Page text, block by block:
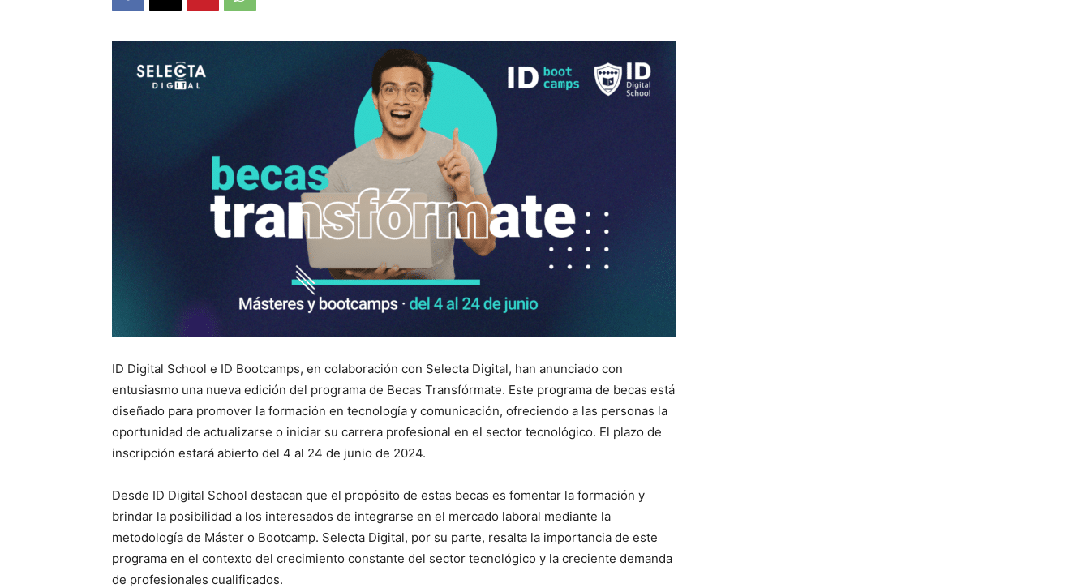
ID Digital School e ID Bootcamps, en colaboración con Selecta Digital, han anunciado con
entusiasmo una nueva edición del programa de Becas Transfórmate. Este programa de becas está
diseñado para promover la formación en tecnología y comunicación, ofreciendo a las personas la
oportunidad de actualizarse o iniciar su carrera profesional en el sector tecnológico. El plazo de
inscripción estará abierto del 4 al 24 de junio de 2024.
Desde ID Digital School destacan que el propósito de estas becas es fomentar la formación y
brindar la posibilidad a los interesados de integrarse en el mercado laboral mediante la
metodología de Máster o Bootcamp. Selecta Digital, por su parte, resalta la importancia de este
programa en el contexto del crecimiento constante del sector tecnológico y la creciente demanda
de profesionales cualificados.